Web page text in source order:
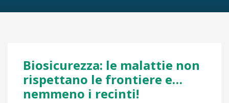
Biosicurezza: le malattie non
rispettano le frontiere e…
nemmeno i recinti!